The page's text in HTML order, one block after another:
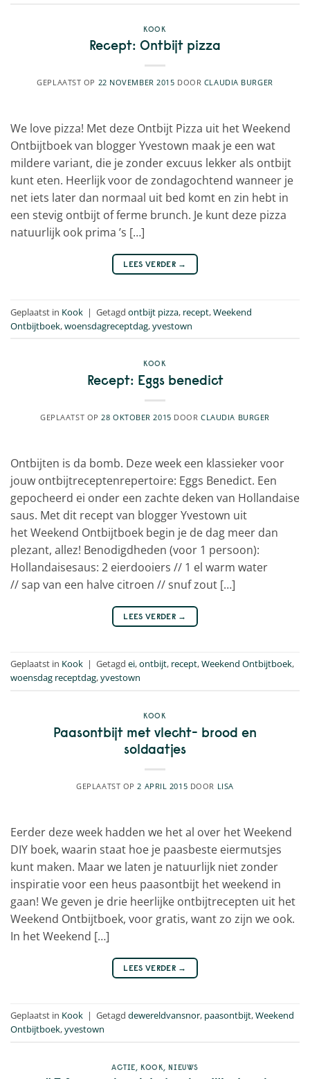
KOOK
Recept: Ontbijt pizza
GEPLAATST OP 22 NOVEMBER 2015 DOOR CLAUDIA BURGER
We love pizza! Met deze Ontbijt Pizza uit het Weekend
Ontbijtboek van blogger Yvestown maak je een wat
mildere variant, die je zonder excuus lekker als ontbijt
kunt eten. Heerlijk voor de zondagochtend wanneer je
net iets later dan normaal uit bed komt en zin hebt in
een stevig ontbijt of ferme brunch. Je kunt deze pizza
natuurlijk ook prima ’s […]
LEES VERDER →
Geplaatst in Kook | Getagd ontbijt pizza, recept,Weekend
Ontbijtboek,woensdagreceptdag,yvestown
KOOK
Recept: Eggs benedict
GEPLAATST OP 28 OKTOBER 2015 DOORCLAUDIA BURGER
Ontbijten is da bomb. Deze week een klassieker voor
jouw ontbijtreceptenrepertoire: Eggs Benedict. Een
gepocheerd ei onder een zachte deken van Hollandaise
saus. Met dit recept van blogger Yvestown uit
het Weekend Ontbijtboek begin je de dag meer dan
plezant, allez! Benodigdheden (voor 1 persoon):
Hollandaisesaus: 2 eierdooiers // 1 el warm water
// sap van een halve citroen // snuf zout […]
LEES VERDER →
Geplaatst in Kook | Getagd ei,ontbijt, recept,Weekend Ontbijtboek,
woensdag receptdag,yvestown
KOOK
Paasontbijt met vlecht- brood en
soldaatjes
GEPLAATST OP 2 APRIL 2015 DOOR LISA
Eerder deze week hadden we het al over het Weekend
DIY boek, waarin staat hoe je paasbeste eiermutsjes
kunt maken. Maar we laten je natuurlijk niet zonder
inspiratie voor een heus paasontbijt het weekend in
gaan! We geven je drie heerlijke ontbijtrecepten uit het
Weekend Ontbijtboek, voor gratis, want zo zijn we ook.
In het Weekend […]
LEES VERDER →
Geplaatst in Kook | Getagd dewereldvansnor, paasontbijt,Weekend
Ontbijtboek,yvestown
ACTIE KOOK NIEUWS